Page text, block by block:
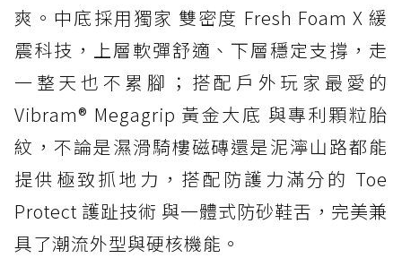
爽。中底採用獨家 雙密度 Fresh Foam X 緩
震科技，上層軟彈舒適、下層穩定支撐，走
一整天也不累腳；搭配戶外玩家最愛的
Vibram® Megagrip 黃金大底 與專利顆粒胎
紋，不論是濕滑騎樓磁磚還是泥濘山路都能
提供極致抓地力，搭配防護力滿分的 Toe
Protect 護趾技術 與一體式防砂鞋舌，完美兼
具了潮流外型與硬核機能。